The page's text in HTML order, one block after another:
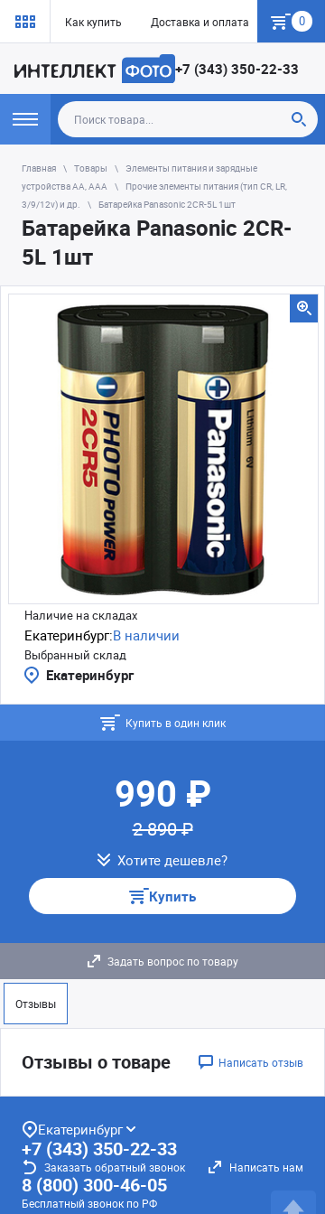
Как купить Доставка и оплата Гарантия
0
+7 (343) 350-22-33
Главная Товары
Элементы питания и зарядные
устройства AA, AAA
Прочие элементы питания (тип CR, LR,
3/9/12v) и др.
Батарейка Panasonic 2CR-5L 1шт
Батарейка Panasonic 2CR-
5L 1шт
Наличие на складах
Екатеринбург:В наличии
Выбранный склад
Екатеринбург
Купить в один клик
990 ₽
2 890 ₽
Хотите дешевле?
Купить
Задать вопрос по товару
Отзывы
Отзывы о товаре Написать отзыв
Екатеринбург
+7 (343) 350-22-33
Заказать обратный звонок Написать нам
8 (800) 300-46-05
Бесплатный звонок по РФ